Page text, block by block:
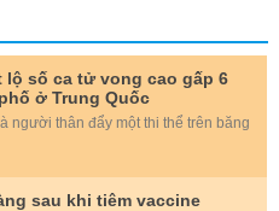
lộ số ca tử vong cao gấp 6
ở Trung Quốc
người thân đẩy một thi thể trên băng
sau khi tiêm vaccine